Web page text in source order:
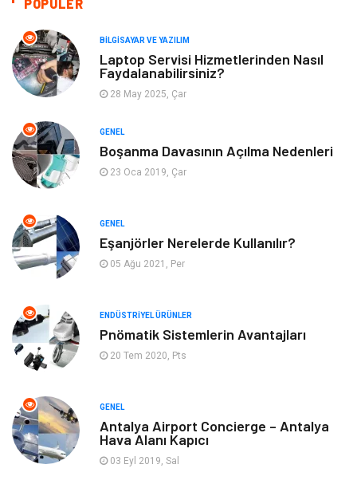
Giyim Turizm
Otomotiv Eğitim Kurumları
Yapı İnşaat
Emlak Maden ve Metal
Mobilya Hizmet
Endüstriyel Ürünler
Aksesuar Bahçe Ev
Ambalaj
Markalar
Telekomünikasyon Basın Yayın
POPÜLER
BILGISAYAR VE YAZILIM
Laptop Servisi Hizmetlerinden Nasıl
Faydalanabilirsiniz?
28 May 2025, Çar
GENEL
Boşanma Davasının Açılma Nedenleri
23 Oca 2019, Çar
GENEL
Eşanjörler Nerelerde Kullanılır?
05 Ağu 2021, Per
ENDÜSTRIYEL ÜRÜNLER
Pnömatik Sistemlerin Avantajları
20 Tem 2020, Pts
GENEL
Antalya Airport Concierge – Antalya
Hava Alanı Kapıcı
03 Eyl 2019, Sal